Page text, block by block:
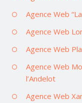
Agence Web
Agence Web
Agence Web
Agence Web
l’Andelot
Agence Web